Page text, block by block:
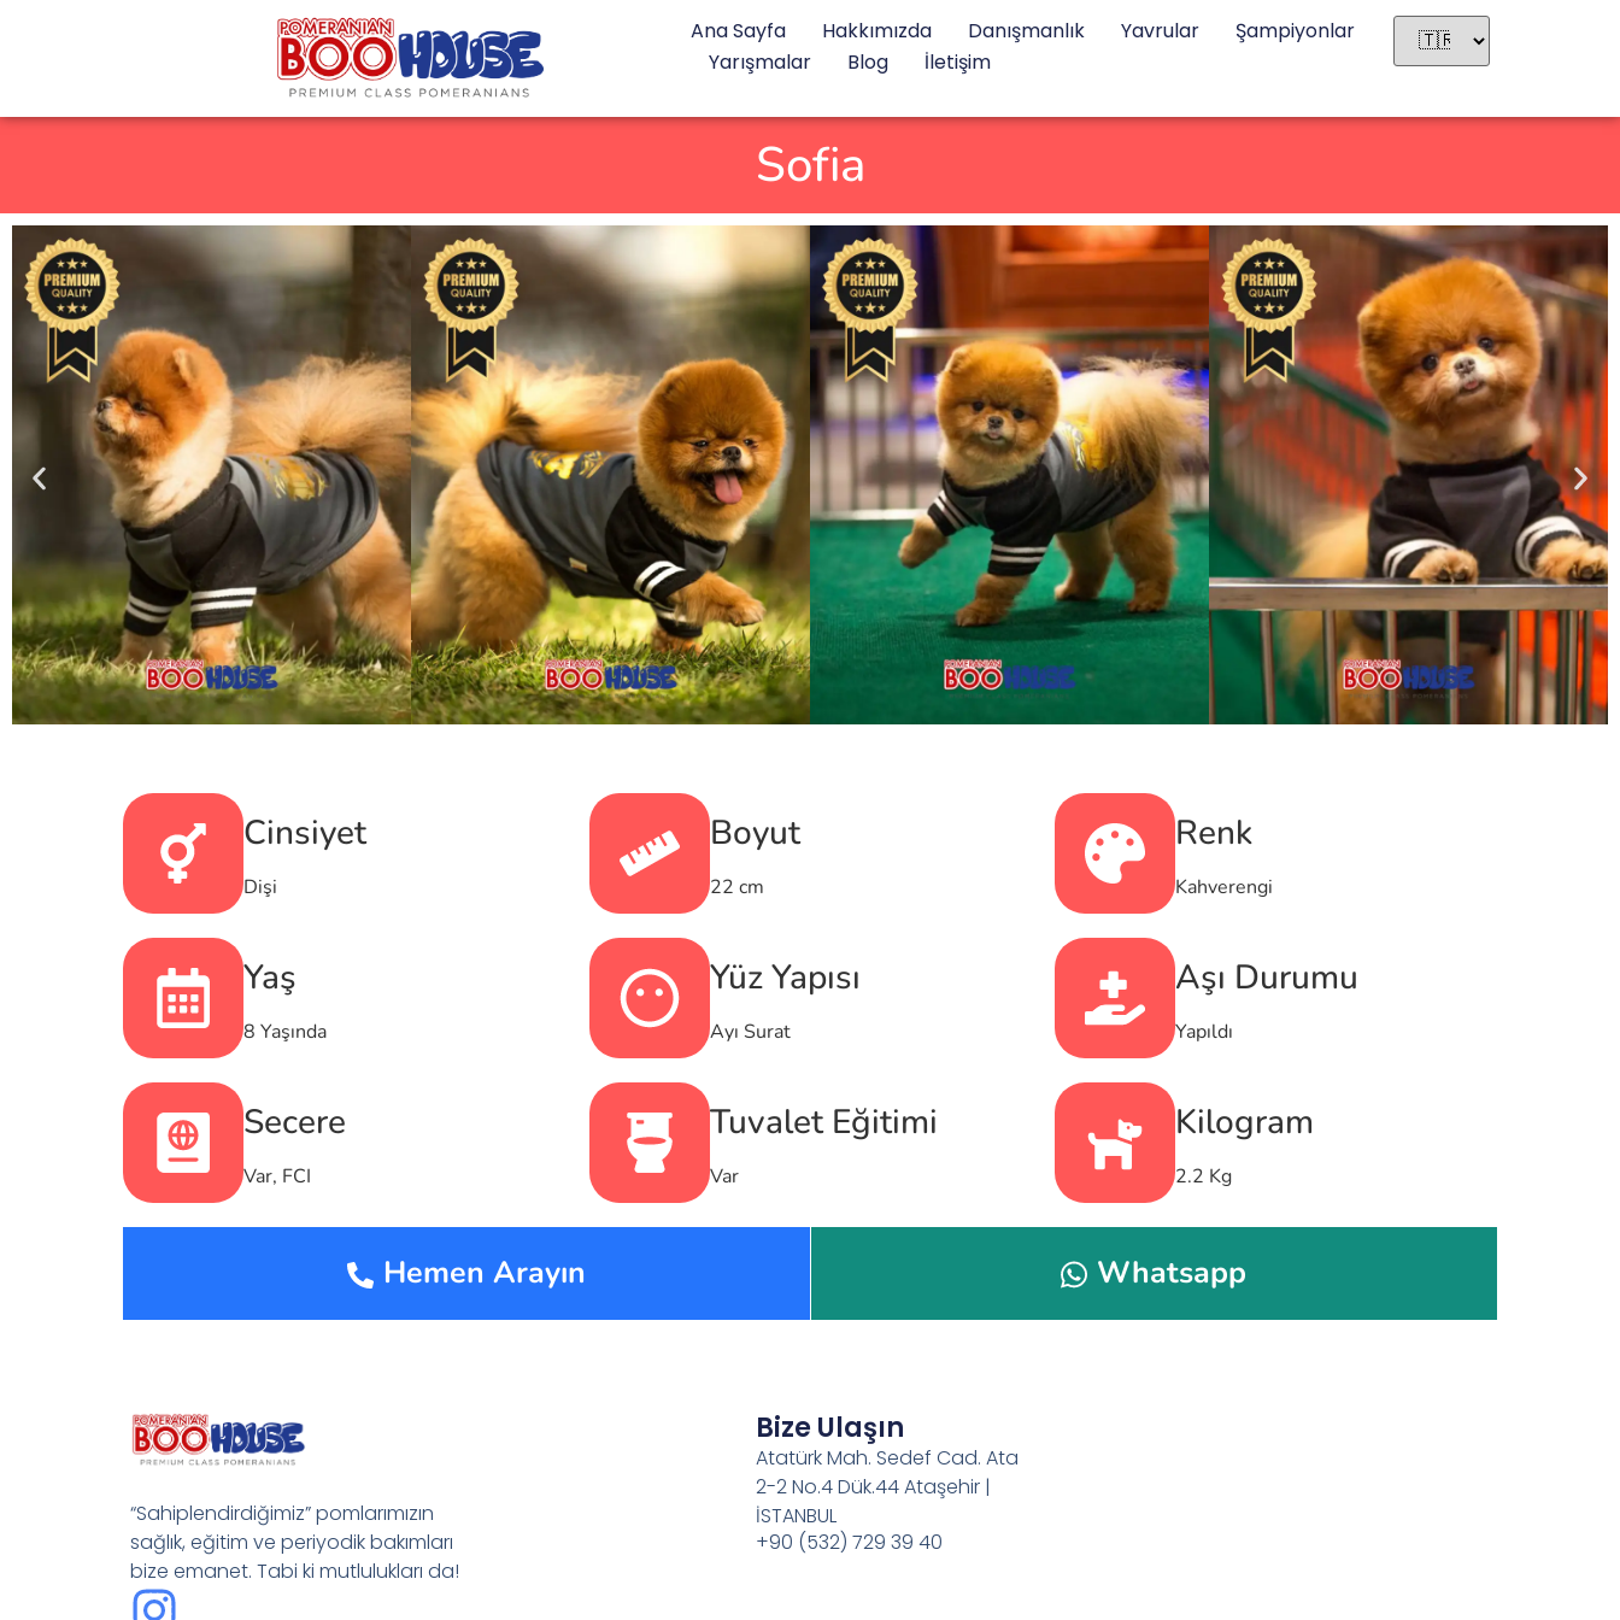
Ana Sayfa Hakkımızda Danışmanlık Yavrular
Şampiyonlar
Yarışmalar
Blog İletişim
Sofia
Cinsiyet
Dişi
Boyut
22 cm
Renk
Kahverengi
Yaş
8 Yaşında
Yüz Yapısı
Ayı Surat
Aşı Durumu
Yapıldı
Secere
Var, FCI
Tuvalet Eğitimi
Var
Kilogram
2.2 Kg
Hemen Arayın Whatsapp
“Sahiplendirdiğimiz” pomlarımızın
sağlık, eğitim ve periyodik bakımları
bize emanet. Tabi ki mutlulukları da!
Bize Ulaşın
Atatürk Mah. Sedef Cad. Ata
2-2 No.4 Dük.44 Ataşehir |
İSTANBUL
+90 (532) 729 39 40